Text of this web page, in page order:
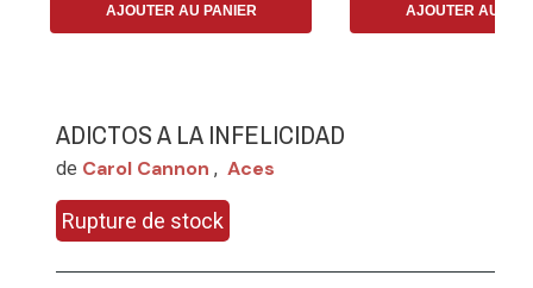
AJOUTER AU PANIER AJOUTER AU
ADICTOS A LA INFELICIDAD
de Carol Cannon , Aces
Rupture de stock